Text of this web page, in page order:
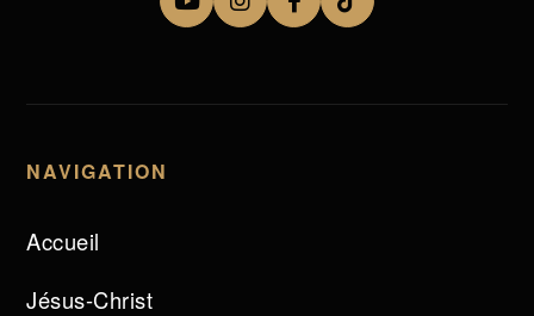
NAVIGATION
Accueil
Jésus-Christ